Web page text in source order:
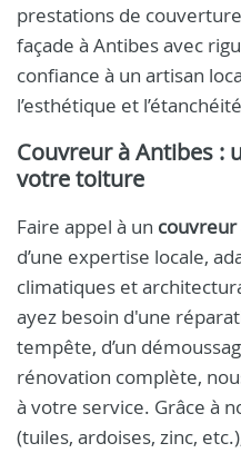
prestations de
façade à Antibes avec
confiance à un artisan
l’esthétique et
Couvreur à Antibes :
votre toiture
Faire appel à un couvreur
d’une expertise locale,
climatiques et
ayez besoin d'une
tempête, d’un
rénovation complète,
à votre service. Grâce à
(tuiles, ardoises, zinc,